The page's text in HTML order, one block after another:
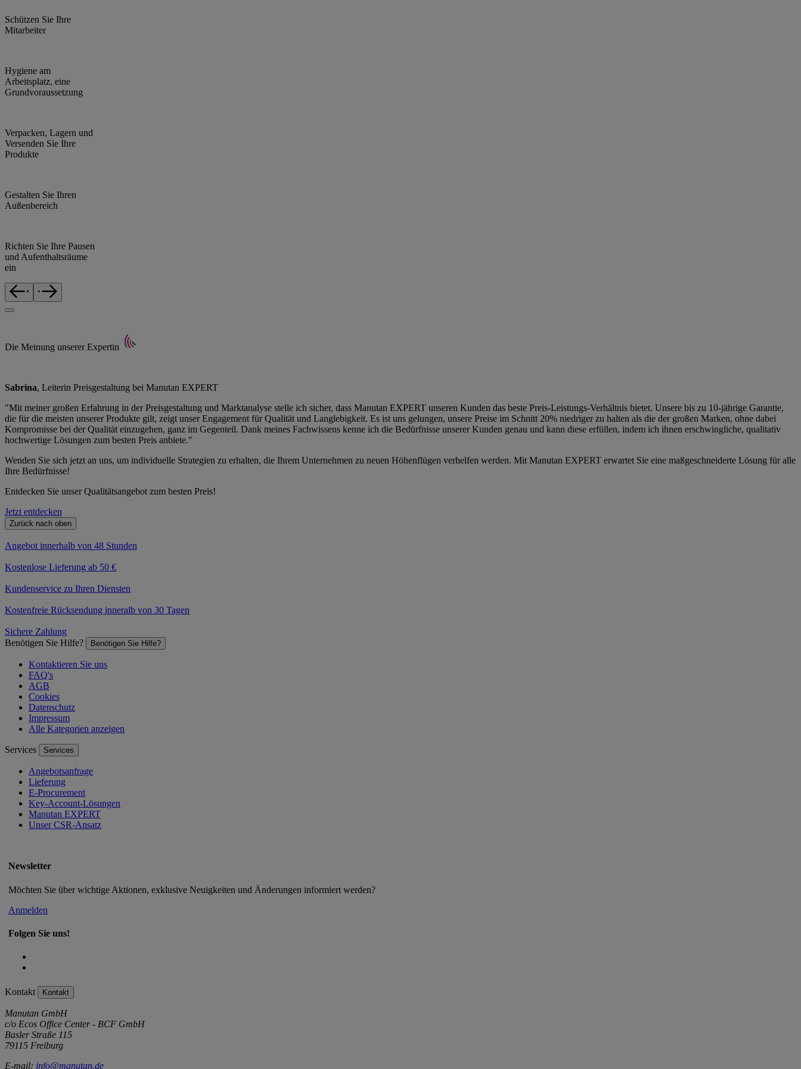
Schützen Sie Ihre
Mitarbeiter
Hygiene am
Arbeitsplatz, eine
Grundvoraussetzung
Verpacken, Lagern und
Versenden Sie Ihre
Produkte
Gestalten Sie Ihren
Außenbereich
Richten Sie Ihre Pausen
und Aufenthaltsräume
ein
Die Meinung unserer Expertin
Sabrina, Leiterin Preisgestaltung bei Manutan EXPERT
"Mit meiner großen Erfahrung in der Preisgestaltung und Marktanalyse stelle ich sicher, dass Manutan EXPERT unseren Kunden das beste Preis-Leistungs-Verhältnis bietet. Unsere bis zu 10-jährige Garantie,
die für die meisten unserer Produkte gilt, zeigt unser Engagement für Qualität und Langlebigkeit. Es ist uns gelungen, unsere Preise im Schnitt 20% niedriger zu halten als die der großen Marken, ohne dabei
Kompromisse bei der Qualität einzugehen, ganz im Gegenteil. Dank meines Fachwissens kenne ich die Bedürfnisse unserer Kunden genau und kann diese erfüllen, indem ich ihnen erschwingliche, qualitativ
hochwertige Lösungen zum besten Preis anbiete."
Wenden Sie sich jetzt an uns, um individuelle Strategien zu erhalten, die Ihrem Unternehmen zu neuen Höhenflügen verhelfen werden. Mit Manutan EXPERT erwartet Sie eine maßgeschneiderte Lösung für alle
Ihre Bedürfnisse!
Entdecken Sie unser Qualitätsangebot zum besten Preis!
Jetzt entdecken
Zurück nach oben
Angebot innerhalb von 48 Stunden
Kostenlose Lieferung ab 50 €
Kundenservice zu Ihren Diensten
Kostenfreie Rücksendung inneralb von 30 Tagen
Sichere Zahlung
Benötigen Sie Hilfe?
Benötigen Sie Hilfe?
Kontaktieren Sie uns
FAQ's
AGB
Cookies
Datenschutz
Impressum
Alle Kategorien anzeigen
Services Services
Angebotsanfrage
Lieferung
E-Procurement
Key-Account-Lösungen
Manutan EXPERT
Unser CSR-Ansatz
Newsletter
Möchten Sie über wichtige Aktionen, exklusive Neuigkeiten und Änderungen informiert werden?
Anmelden
Folgen Sie uns!
Kontakt Kontakt
Manutan GmbH
c/o Ecos Office Center - BCF GmbH
Basler Straße 115
79115 Freiburg
E-mail: info@manutan.de